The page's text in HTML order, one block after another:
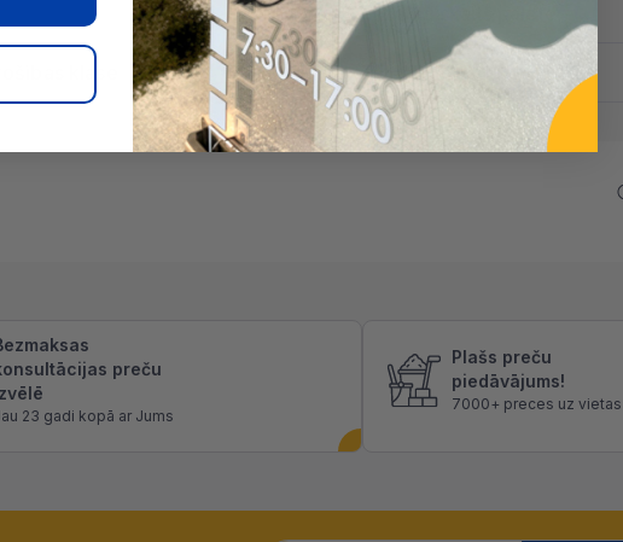
1000 mm Plātņu skaits paletē
klase A1 EAN
preču
23 gadi kopā ar Jums
Plašs preču
piedāvājums!
7000+ preces uz vietas